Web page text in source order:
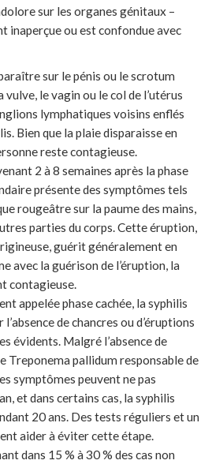
sur les organes génitaux –
inaperçue ou est confondue avec
sur le pénis ou le scrotum
vulve, le vagin ou le col de l’utérus
lymphatiques voisins enflés
Bien que la plaie disparaisse en
reste contagieuse.
2 à 8 semaines après la phase
présente des symptômes tels
rougeâtre sur la paume des mains,
parties du corps. Cette éruption,
guérit généralement en
avec la guérison de l’éruption, la
contagieuse.
appelée phase cachée, la syphilis
de chancres ou d’éruptions
évidents. Malgré l’absence de
Treponema pallidum responsable de
symptômes peuvent ne pas
et dans certains cas, la syphilis
20 ans. Des tests réguliers et un
aider à éviter cette étape.
dans 15 % à 30 % des cas non